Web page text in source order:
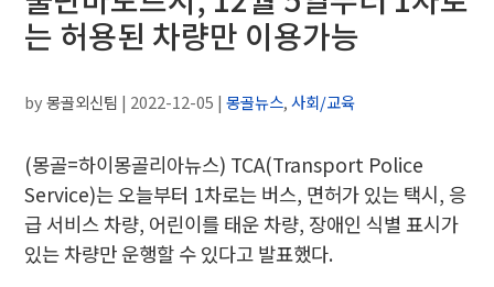
는 허용된 차량만 이용가능
by몽골외신팀 | 2022-12-05 |몽골뉴스,사회/교육
(몽골=하이몽골리아뉴스) TCA(Transport Police
Service)는 오늘부터 1차로는 버스, 면허가 있는 택시, 응
급 서비스 차량, 어린이를 태운 차량, 장애인 식별 표시가
있는 차량만 운행할 수 있다고 발표했다.